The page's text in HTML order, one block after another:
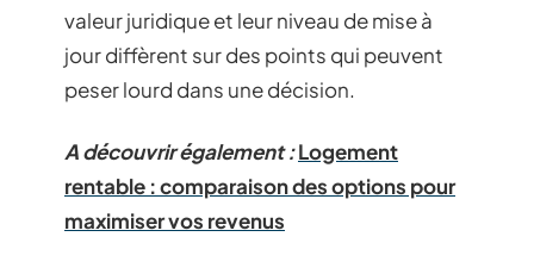
valeur juridique et leur niveau de mise à
jour diffèrent sur des points qui peuvent
peser lourd dans une décision.
A découvrir également :Logement
rentable : comparaison des options pour
maximiser vos revenus